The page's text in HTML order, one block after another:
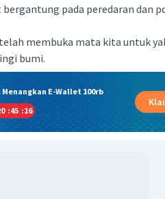
pada peredaran dan
membuka mata kita untuk
bumi.
E-Wallet 100rb
:45 :15